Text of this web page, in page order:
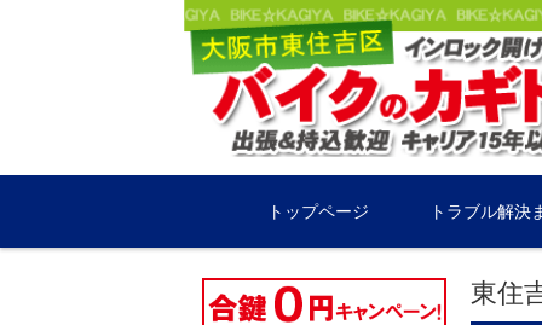
コンテンツに移動
トップページ トラブル解決
東住